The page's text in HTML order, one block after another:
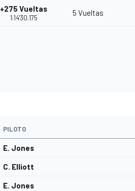
+275 Vueltas
1:14'30.175
5 Vueltas
PILOTO
E. Jones
C. Elliott
E. Jones